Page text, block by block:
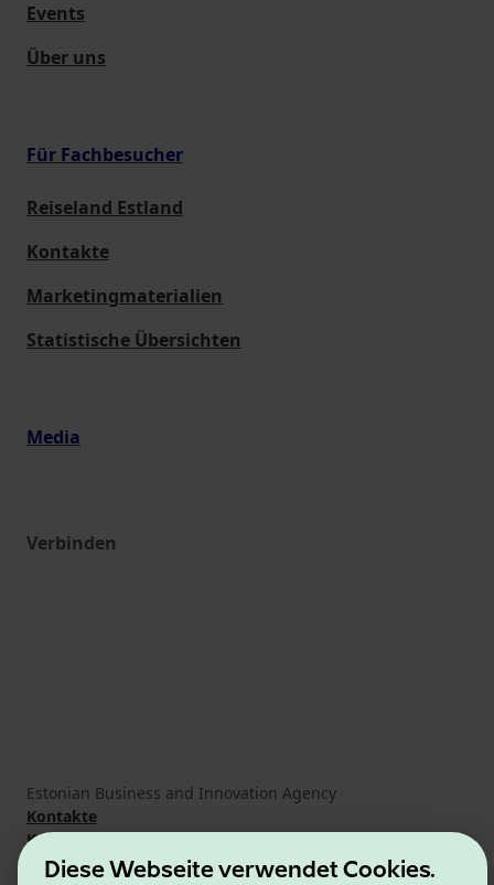
Diese Webseite verwendet Cookies.
Events
Über uns
Für Fachbesucher
Reiseland Estland
Kontakte
Marketingmaterialien
Statistische Übersichten
Media
Verbinden
Estonian Business and Innovation Agency
Kontakte
Kooperationspartner
Nutzungsbedingungen